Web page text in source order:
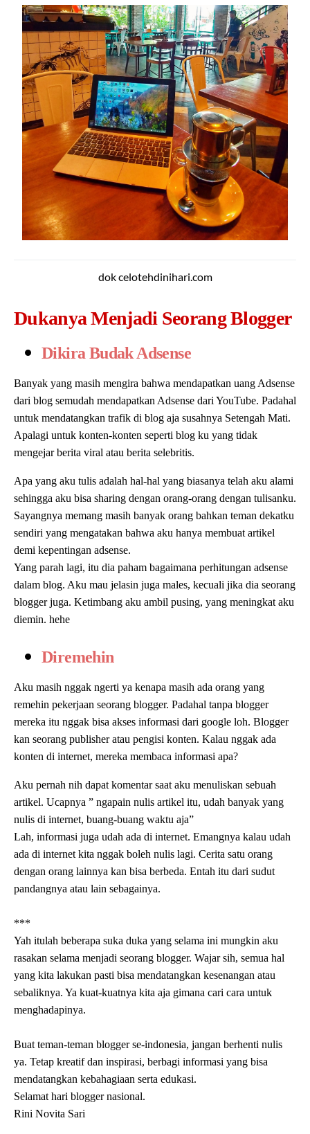
dok celotehdinihari.com
Dukanya Menjadi Seorang Blogger
Dikira Budak Adsense
Banyak yang masih mengira bahwa mendapatkan uang Adsense
dari blog semudah mendapatkan Adsense dari YouTube. Padahal
untuk mendatangkan trafik di blog aja susahnya Setengah Mati.
Apalagi untuk konten-konten seperti blog ku yang tidak
mengejar berita viral atau berita selebritis.
Apa yang aku tulis adalah hal-hal yang biasanya telah aku alami
sehingga aku bisa sharing dengan orang-orang dengan tulisanku.
Sayangnya memang masih banyak orang bahkan teman dekatku
sendiri yang mengatakan bahwa aku hanya membuat artikel
demi kepentingan adsense.
Yang parah lagi, itu dia paham bagaimana perhitungan adsense
dalam blog. Aku mau jelasin juga males, kecuali jika dia seorang
blogger juga. Ketimbang aku ambil pusing, yang meningkat aku
diemin. hehe
Diremehin
Aku masih nggak ngerti ya kenapa masih ada orang yang
remehin pekerjaan seorang blogger. Padahal tanpa blogger
mereka itu nggak bisa akses informasi dari google loh. Blogger
kan seorang publisher atau pengisi konten. Kalau nggak ada
konten di internet, mereka membaca informasi apa?
Aku pernah nih dapat komentar saat aku menuliskan sebuah
artikel. Ucapnya ” ngapain nulis artikel itu, udah banyak yang
nulis di internet, buang-buang waktu aja”
Lah, informasi juga udah ada di internet. Emangnya kalau udah
ada di internet kita nggak boleh nulis lagi. Cerita satu orang
dengan orang lainnya kan bisa berbeda. Entah itu dari sudut
pandangnya atau lain sebagainya.
***
Yah itulah beberapa suka duka yang selama ini mungkin aku
rasakan selama menjadi seorang blogger. Wajar sih, semua hal
yang kita lakukan pasti bisa mendatangkan kesenangan atau
sebaliknya. Ya kuat-kuatnya kita aja gimana cari cara untuk
menghadapinya.
Buat teman-teman blogger se-indonesia, jangan berhenti nulis
ya. Tetap kreatif dan inspirasi, berbagi informasi yang bisa
mendatangkan kebahagiaan serta edukasi.
Selamat hari blogger nasional.
Rini Novita Sari